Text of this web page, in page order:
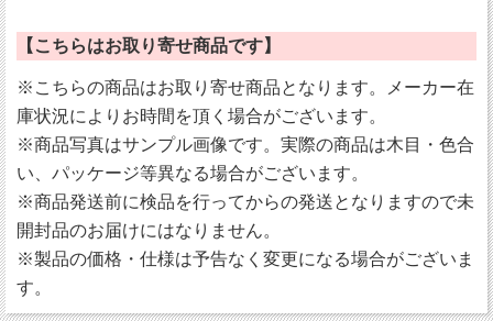
【こちらはお取り寄せ商品です】
※こちらの商品はお取り寄せ商品となります。メーカー在
庫状況によりお時間を頂く場合がございます。
※商品写真はサンプル画像です。実際の商品は木目・色合
い、パッケージ等異なる場合がございます。
※商品発送前に検品を行ってからの発送となりますので未
開封品のお届けにはなりません。
※製品の価格・仕様は予告なく変更になる場合がございま
す。